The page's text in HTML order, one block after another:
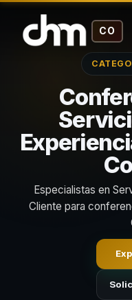
CO
Especialistas en
Cliente para